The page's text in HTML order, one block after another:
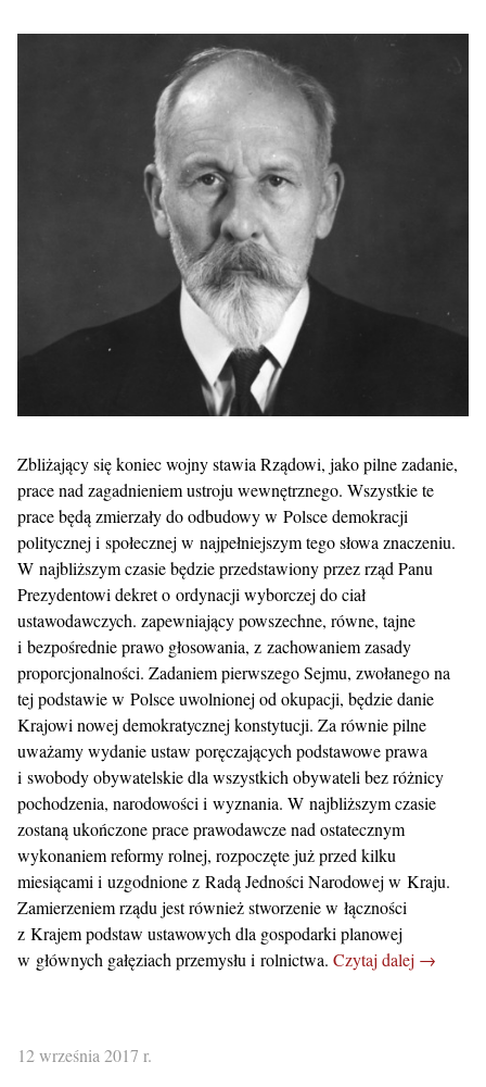
Zbliżający się koniec wojny stawia Rządowi, jako pilne zadanie,
prace nad zagadnieniem ustroju wewnętrznego. Wszystkie te
prace będą zmierzały do odbudowy w Polsce demokracji
politycznej i społecznej w najpełniejszym tego słowa znaczeniu.
W najbliższym czasie będzie przedstawiony przez rząd Panu
Prezydentowi dekret o ordynacji wyborczej do ciał
ustawodawczych. zapewniający powszechne, równe, tajne
i bezpośrednie prawo głosowania, z zachowaniem zasady
proporcjonalności. Zadaniem pierwszego Sejmu, zwołanego na
tej podstawie w Polsce uwolnionej od okupacji, będzie danie
Krajowi nowej demokratycznej konstytucji. Za równie pilne
uważamy wydanie ustaw poręczających podstawowe prawa
i swobody obywatelskie dla wszystkich obywateli bez różnicy
pochodzenia, narodowości i wyznania. W najbliższym czasie
zostaną ukończone prace prawodawcze nad ostatecznym
wykonaniem reformy rolnej, rozpoczęte już przed kilku
miesiącami i uzgodnione z Radą Jedności Narodowej w Kraju.
Zamierzeniem rządu jest również stworzenie w łączności
z Krajem podstaw ustawowych dla gospodarki planowej
w głównych gałęziach przemysłu i rolnictwa. Czytaj dalej →
12 września 2017 r.